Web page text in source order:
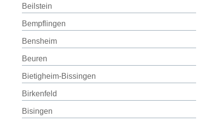
Beilstein
Bempflingen
Bensheim
Beuren
Bietigheim-Bissingen
Birkenfeld
Bisingen